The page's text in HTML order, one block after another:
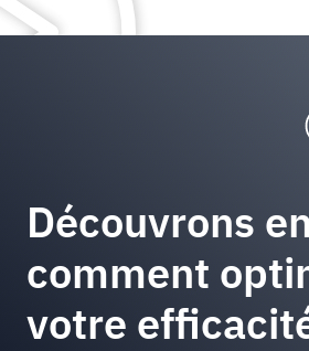
Découvrons
comment
votre